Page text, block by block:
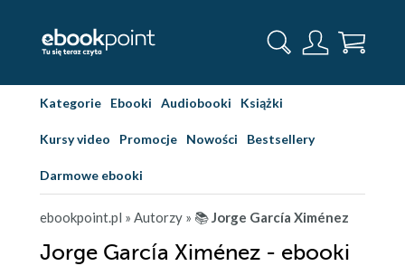
Kategorie Ebooki Audiobooki Książki
Kursy video Promocje Nowości Bestsellery
Darmowe ebooki
ebookpoint.pl » Autorzy » 📚Jorge García Ximénez
Jorge García Ximénez - ebooki